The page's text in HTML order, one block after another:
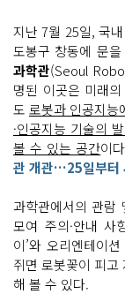
지난 7월 25일, 국
도봉구 창동에 문
과학관(Seoul
명된 이곳은 미래
도 로봇과 인공지능
·인공지능 기술의
볼 수 있는 공간이
관 개관…25일부터
과학관에서의 관람
모여 주의·안내 사
이’와 오리엔테이
쥐면 로봇꽃이 피고
해 볼 수 있다.